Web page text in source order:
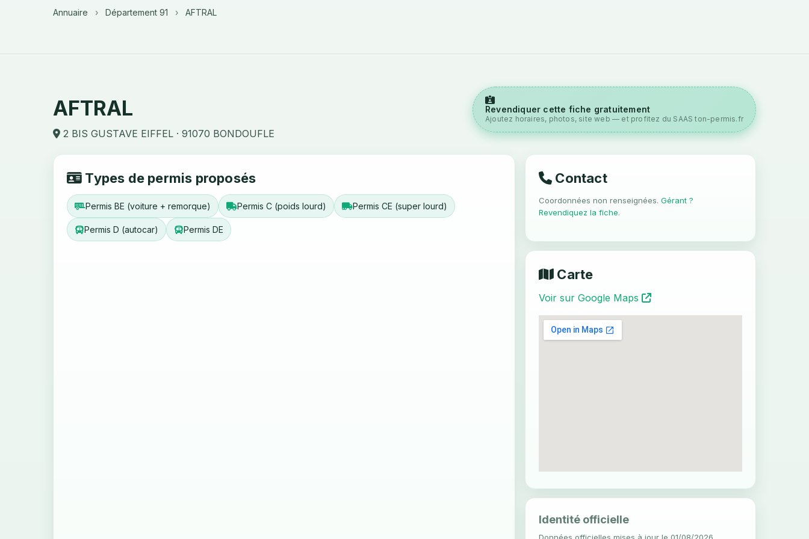
Annuaire › Département 91 › AFTRAL
AFTRAL
2 BIS GUSTAVE EIFFEL · 91070 BONDOUFLE
Revendiquer cette fiche gratuitement
Ajoutez horaires, photos, site web — et profitez du SAAS ton-permis.fr
Types de permis proposés
Permis BE (voiture + remorque) Permis C (poids lourd) Permis CE (super lourd)
Permis D (autocar) Permis DE
Contact
Coordonnées non renseignées. Gérant ?
Revendiquez la fiche.
Carte
Voir sur Google Maps
Identité officielle